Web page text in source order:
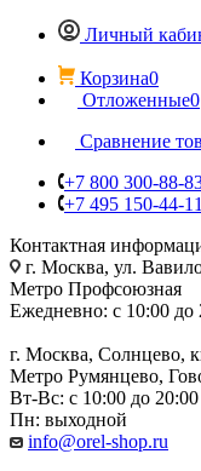
Личный
Корзина0
Отложенные0
Сравнение
+7 800 300-88-
+7 495 150-44-11
Контактная
г. Москва, ул.
Метро Профсоюзная
Ежедневно: с 10:00 до
г. Москва, Солнцево,
Метро Румянцево,
Вт-Вс: с 10:00 до 20:00
Пн: выходной
info@orel-shop.ru